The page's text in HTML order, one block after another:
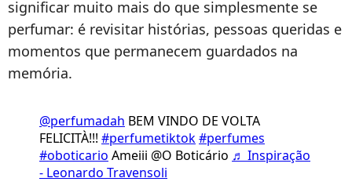
significar muito mais do que simplesmente se
perfumar: é revisitar histórias, pessoas queridas e
momentos que permanecem guardados na
memória.
@perfumadah BEM VINDO DE VOLTA
FELICITÀ!!! #perfumetiktok#perfumes
#oboticario Ameiii @O Boticário ♬ Inspiração
- Leonardo Travensoli